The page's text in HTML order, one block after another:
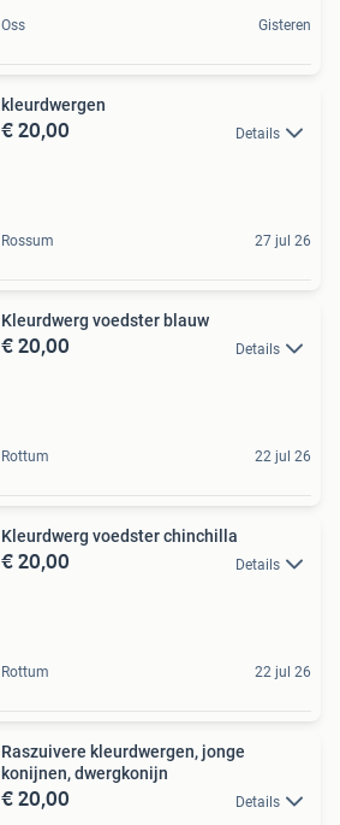
Oss Gisteren
kleurdwergen
€ 20,00 Details
Rossum 27 jul 26
Kleurdwerg voedster blauw
€ 20,00 Details
Rottum 22 jul 26
Kleurdwerg voedster chinchilla
€ 20,00 Details
Rottum 22 jul 26
Raszuivere kleurdwergen, jonge
konijnen, dwergkonijn
€ 20,00 Details